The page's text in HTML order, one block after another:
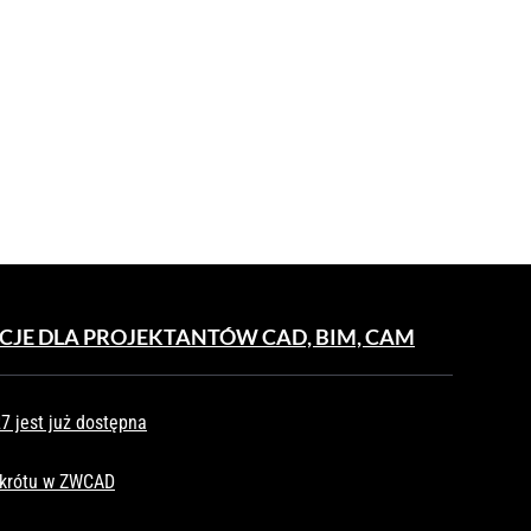
DLA PROJEKTANTÓW CAD, BIM, CAM
jest już dostępna
w ZWCAD